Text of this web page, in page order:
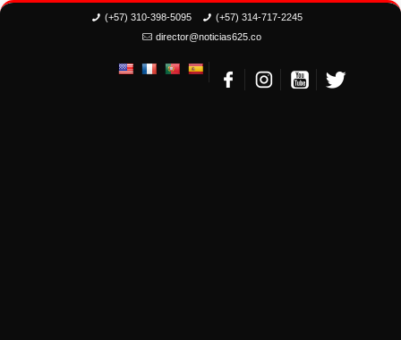
(+57) 310-398-5095
(+57) 314-717-2245
director@noticias625.co